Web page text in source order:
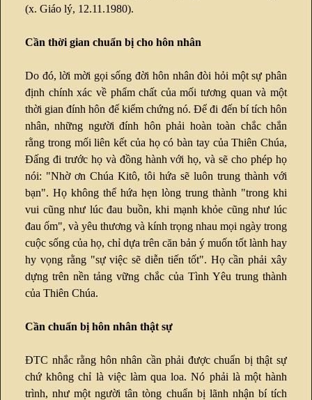
(x. Giáo lý, 12.11.1980).
Cần thời gian chuẩn bị cho hôn nhân
Do đó, lời mời gọi sống đời hôn nhân đòi hỏi một sự phân
định chính xác về phẩm chất của mối tương quan và một
thời gian đính hôn để kiểm chứng nó. Để đi đến bí tích hôn
nhân, những người đính hôn phải hoàn toàn chắc chắn
rằng trong mối liên kết của họ có bàn tay của Thiên Chúa,
Đấng đi trước họ và đồng hành với họ, và sẽ cho phép họ
nói: "Nhờ ơn Chúa Kitô, tôi hứa sẽ luôn trung thành với
bạn". Họ không thể hứa hẹn lòng trung thành "trong khi
vui cũng như lúc đau buồn, khi mạnh khỏe cũng như lúc
đau ốm", và yêu thương và kính trọng nhau mọi ngày trong
cuộc sống của họ, chỉ dựa trên căn bản ý muốn tốt lành hay
hy vọng rằng "sự việc sẽ diễn tiến tốt". Họ cần phải xây
dựng trên nền tảng vững chắc của Tình Yêu trung thành
của Thiên Chúa.
Cần chuẩn bị hôn nhân thật sự
ĐTC nhắc rằng hôn nhân cần phải được chuẩn bị thật sự
chứ không chỉ là việc làm qua loa. Nó phải là một hành
trình, như một người tân tòng chuẩn bị lãnh nhận bí tích